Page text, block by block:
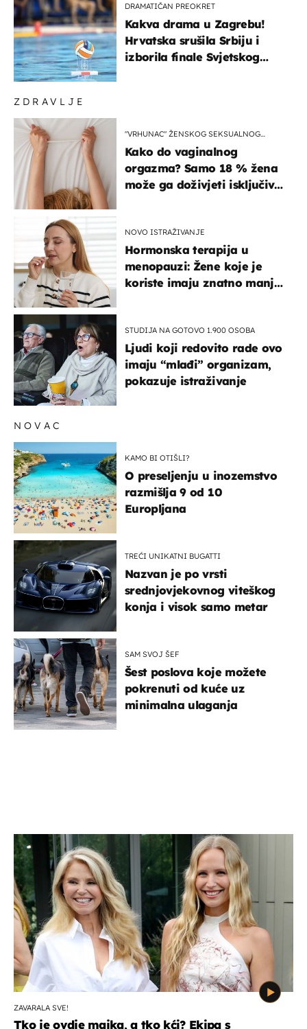
ZDRAVLJE
"VRHUNAC" ŽENSKOG SEKSUALNOG
Kako do vaginalnog
orgazma? Samo 18 % žena
može ga doživjeti isključivo
NOVO ISTRAŽIVANJE
Hormonska terapija u
menopauzi: Žene koje je
koriste imaju znatno manji
STUDIJA NA GOTOVO 1.900 OSOBA
Ljudi koji redovito rade ovo
imaju “mlađi” organizam,
pokazuje istraživanje
DRAMATIČAN PREOKRET
Kakva drama u Zagrebu!
Hrvatska srušila Srbiju i
izborila finale Svjetskog
NOVAC
KAMO BI OTIŠLI?
O preseljenju u inozemstvo
razmišlja 9 od 10
Europljana
TREĆI UNIKATNI BUGATTI
Nazvan je po vrsti
srednjovjekovnog viteškog
konja i visok samo metar
SAM SVOJ ŠEF
Šest poslova koje možete
pokrenuti od kuće uz
minimalna ulaganja
ZAVARALA SVE!
Tko je ovdje majka, a tko kći? Ekipa s